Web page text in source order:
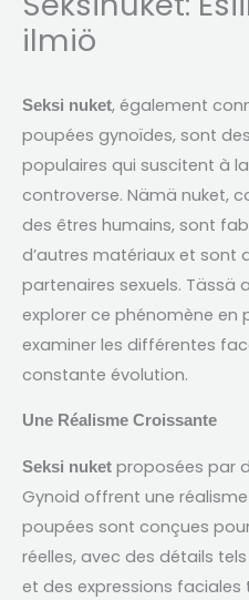
ilmiö
Seksi nuket, également
poupées gynoïdes, sont
populaires qui suscitent à
controverse. Nämä nuket,
des êtres humains, sont
d’autres matériaux et sont
partenaires sexuels. Tässä
explorer ce phénomène en
examiner les différentes
constante évolution.
Une Réalisme Croissante
Seksi nuket proposées par
Gynoid offrent une
poupées sont conçues
réelles, avec des détails
et des expressions faciales